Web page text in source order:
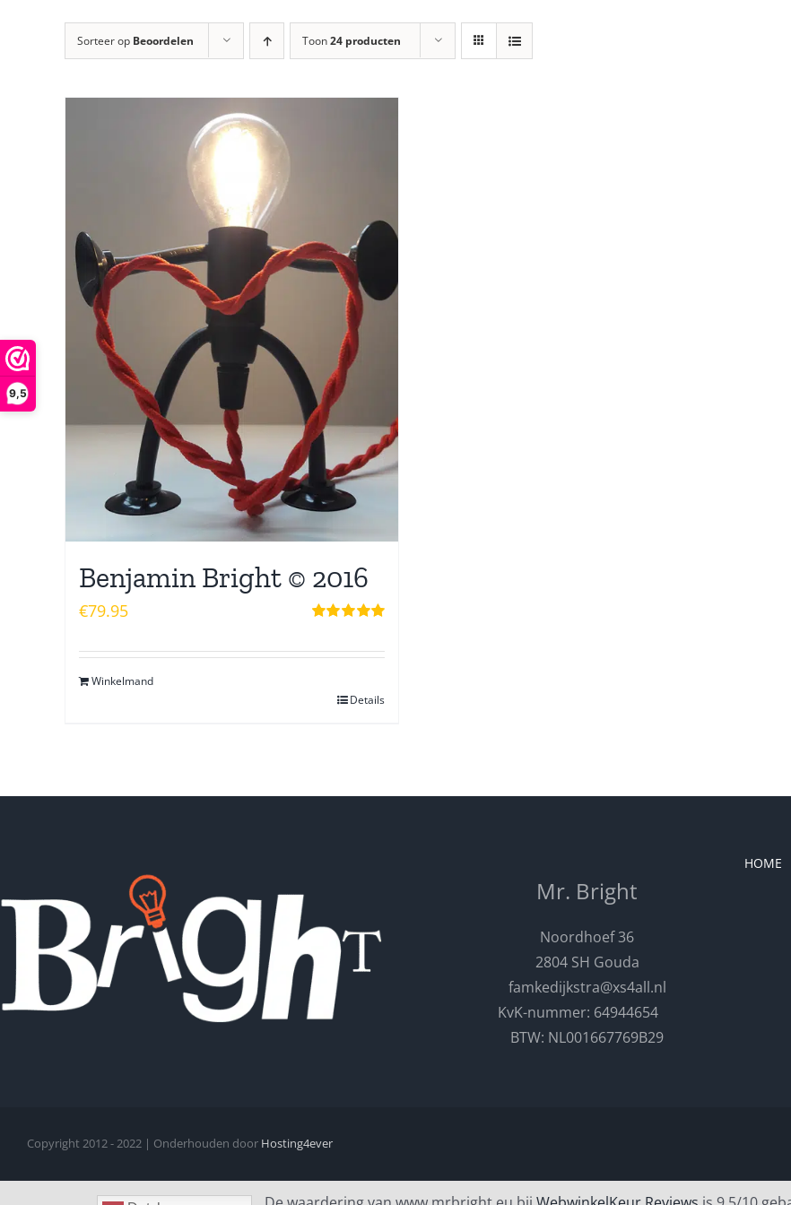
9,5
Sorteer op Beoordelen Toon24 producten
Benjamin Bright © 2016
€79.95
Winkelmand
Details
Mr. Bright
Noordhoef 36
2804 SH Gouda
famkedijkstra@xs4all.nl
KvK-nummer: 64944654
BTW: NL001667769B29
HOME
Copyright 2012 - 2022 | Onderhouden door Hosting4ever